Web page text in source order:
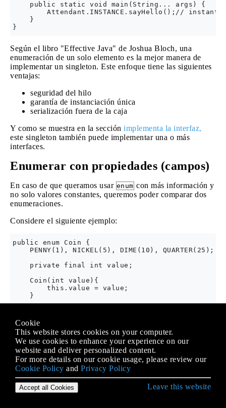
    public static void main(String... args) {
Attendant.INSTANCE.sayHello();//
    }
Según el libro "Effective Java" de Joshua Bloch, una
enumeración de un solo elemento es la mejor manera de
implementar un singleton. Este enfoque tiene las siguientes
ventajas:
seguridad del hilo
garantía de instanciación única
serialización fuera de la caja
Y como se muestra en la sección implementa la interfaz,
este singleton también puede implementar una o más
interfaces.
Enumerar con propiedades (campos)
En caso de que queramos usar enum con más información y
no solo valores constantes, queremos poder comparar dos
enumeraciones.
Considere el siguiente ejemplo:
public enum Coin {
    PENNY(1), NICKEL(5), DIME(10), QUARTER(25);
    private final int value;
    Coin(int value){
        this.value = value;
    }
        return this.value > other.value;
    }
}
Aquí definimos unEnum llamadoCoin que representa su
valor. Con el método isGreaterThan
dosenums:
Cookie
This website stores cookies on your computer.
We use cookies to enhance your experience on our
website and deliver personalized content.
For more details on our cookie usage, please review our
Cookie Policy and Privacy Policy
Accept all Cookies Leave this website